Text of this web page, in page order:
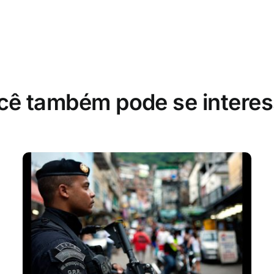
também pode se